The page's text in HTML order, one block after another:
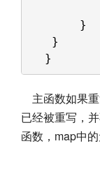
}
}
}
主函数如果
已经被重写，
函数，map中